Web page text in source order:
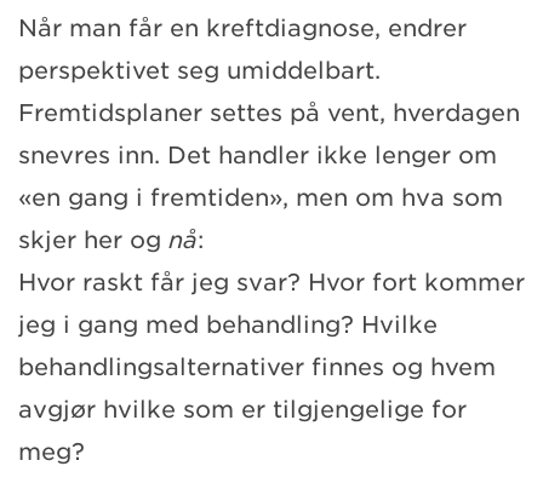
Når man får en kreftdiagnose, endrer
perspektivet seg umiddelbart.
Fremtidsplaner settes på vent, hverdagen
snevres inn. Det handler ikke lenger om
«en gang i fremtiden», men om hva som
skjer her og nå:
Hvor raskt får jeg svar? Hvor fort kommer
jeg i gang med behandling? Hvilke
behandlingsalternativer finnes og hvem
avgjør hvilke som er tilgjengelige for
meg?